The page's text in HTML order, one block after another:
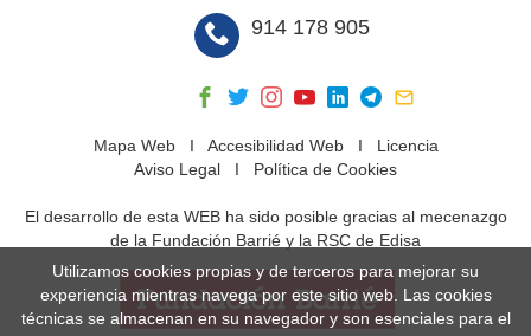
914 178 905
Mapa WebI Accesibilidad WebI Licencia
Aviso Legal I Política de Cookies
El desarrollo de esta WEB ha sido posible gracias al mecenazgo
de la Fundación Barrié y la RSC de Edisa
Utilizamos cookies propias y de terceros para mejorar su
experiencia mientras navega por este sitio web. Las cookies
técnicas se almacenan en su navegador y son esenciales para el